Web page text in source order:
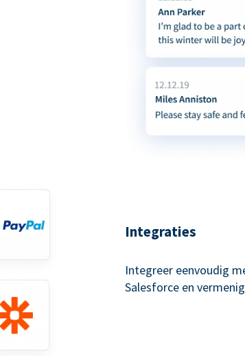
Integraties
Integreer eenvoudig
Salesforce en